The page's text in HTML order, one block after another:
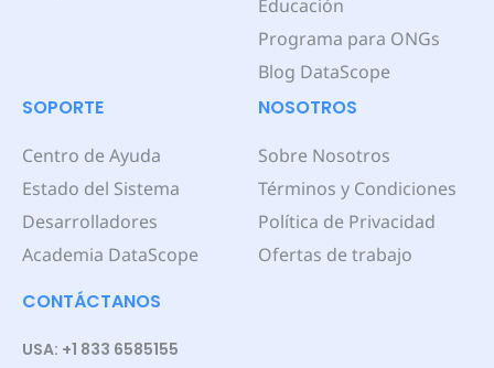
Educación
Programa para ONGs
Blog DataScope
SOPORTE
Centro de Ayuda
Estado del Sistema
Desarrolladores
Academia DataScope
NOSOTROS
Sobre Nosotros
Términos y Condiciones
Política de Privacidad
Ofertas de trabajo
CONTÁCTANOS
USA: +1 833 6585155